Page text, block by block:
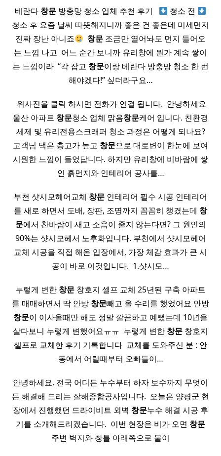
베란다 창문방충망 청소 업체 추천 후기 ​ ​
청소 전
청소 후 요즘 날씨 따뜻해지니까 좋은 건 좋은데 미세먼지
진짜 장난 아니죠
창문 조금만 열어놔도 먼지 들어오
는 느낌 나고 ​ 어느 순간 보니까 유리창에 뭔가 계속 쌓이
는 느낌이라 ​ “각 잡고 창문이랑 베란다 방충망 청소 한 번
해야겠다!” 싶더라구요…
​ 위사진을 클릭 하시면 전화가 연결 됩니다. ​ 안녕하세요
울산 아파트 창문청소 업체 맑음창문케어 입니다. 친환경
세제 및 유리전용스크래퍼 청소 과정은 어떻게 되나요?
고객님 댁은 층고가 높고 창문으로 대로변이 한눈에 보여
시원한 느낌이 들었답니다. 하지만 유리창에 비바람에 쌓
인 흙먼지와 인테리어 공사를…
부천 샷시모헤어교체 창문 인테리어 필수 시공 인테리어
를 새로 하면서 도배, 장판, 조명까지 꼼꼼히 챙겼는데 창
문에서 찬바람이 새고 소음이 줄지 않는다면? 그 원인의
90%는 샷시모헤서 노후화입니다. 부천에서 샷시모헤어
교체 시공을 직접 해온 입장에서, 가장 체감 효과가 큰 시
공이 바로 이것입니다. ​ 1.샷시모…
누렇게 변한 창문 창호지 셀프 교체 25년된 구축 아파트
를 매매하면서 딱 안방 창문빼고 올 수리를 했었어요 안방
창문이 이사올때만 해도 정말 깔끔하고 예뻤는데 10년을
살다보니 누렇게 변했어요ㅠㅠ ​ 누렇게 변한 창문 창호지
셀프로 교체한 후기 기록합니다 ​ 교체를 도와주신 분 : 안
동에서 어릴때부터 오빠들이…
안녕하세요. 전국 어디든 누수부터 하자 보수까지 무엇이
든 해결해 드리는 잘해종합공사입니다. ​ 오늘은 양평군 현
장에서 진행했던 드라이비트 외벽 창문누수 해결 시공 후
기를 소개해드리겠습니다. ​ 이번 현장은 비가 오면 창문
주변 벽지와 창틀 아래쪽으로 물이